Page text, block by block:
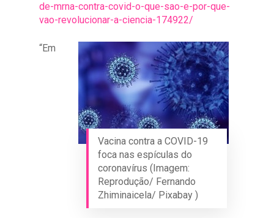
de-mrna-contra-covid-o-que-sao-e-por-que-
vao-revolucionar-a-ciencia-174922/
Vacina contra a COVID-19
foca nas espículas do
coronavírus (Imagem:
Reprodução/ Fernando
Zhiminaicela/ Pixabay )
“Em